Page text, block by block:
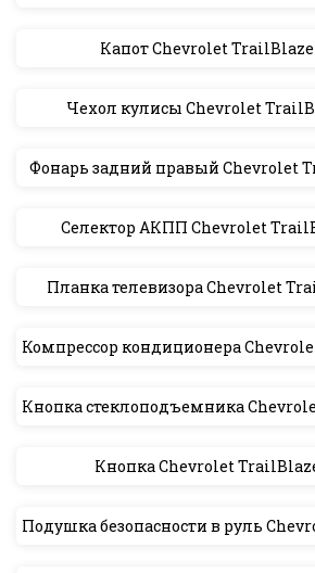
Капот Chevrolet
Чехол кулисы Chevrolet
Фонарь задний правый Chevrolet
Селектор АКПП Chevrolet
Планка телевизора Chevrolet
Компрессор кондиционера
Кнопка стеклоподъемника
Кнопка Chevrolet
Подушка безопасности в руль